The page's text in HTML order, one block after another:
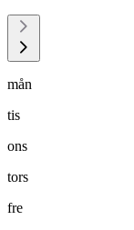
mån
tis
ons
tors
fre